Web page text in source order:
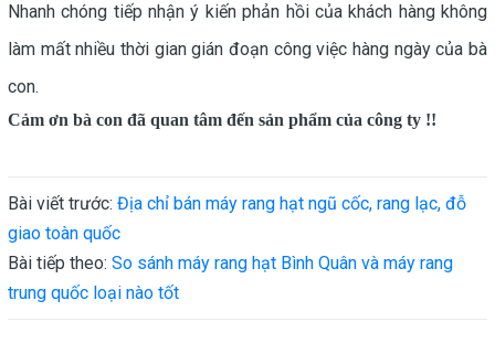
Nhanh chóng tiếp nhận ý kiến phản hồi của khách hàng không
làm mất nhiều thời gian gián đoạn công việc hàng ngày của bà
con.
Cảm ơn bà con đã quan tâm đến sản phẩm của công ty !!
Bài viết trước: Địa chỉ bán máy rang hạt ngũ cốc, rang lạc, đỗ
giao toàn quốc
Bài tiếp theo: So sánh máy rang hạt Bình Quân và máy rang
trung quốc loại nào tốt